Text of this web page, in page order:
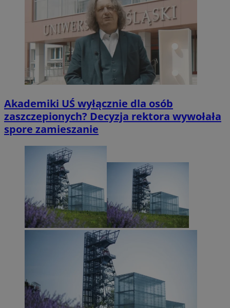
Akademiki UŚ wyłącznie dla osób
zaszczepionych? Decyzja rektora wywołała
spore zamieszanie